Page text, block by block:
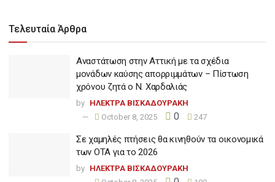
Τελευταία Άρθρα
Αναστάτωση στην Αττική με τα σχέδια
μονάδων καύσης απορριμμάτων – Πίστωση
χρόνου ζητά ο Ν. Χαρδαλιάς
by ΗΛΕΚΤΡΑ ΒΙΣΚΑΔΟΥΡΑΚΗ
October 8, 2025
0 247
Σε χαμηλές πτήσεις θα κινηθούν τα οικονομικά
των ΟΤΑ για το 2026
by ΗΛΕΚΤΡΑ ΒΙΣΚΑΔΟΥΡΑΚΗ